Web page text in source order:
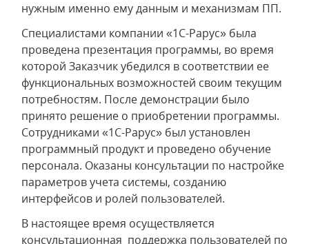
нужным именно ему данным и механизмам ПП.
Специалистами компании «1С-Рарус» была
проведена презентация программы, во время
которой Заказчик убедился в соответствии ее
функциональных возможностей своим текущим
потребностям. После демонстрации было
принято решение о приобретении программы.
Сотрудниками «1С-Рарус» был установлен
программный продукт и проведено обучение
персонала. Оказаны консультации по настройке
параметров учета системы, созданию
интерфейсов и ролей пользователей.
В настоящее время осуществляется
консультационная поддержка пользователей по